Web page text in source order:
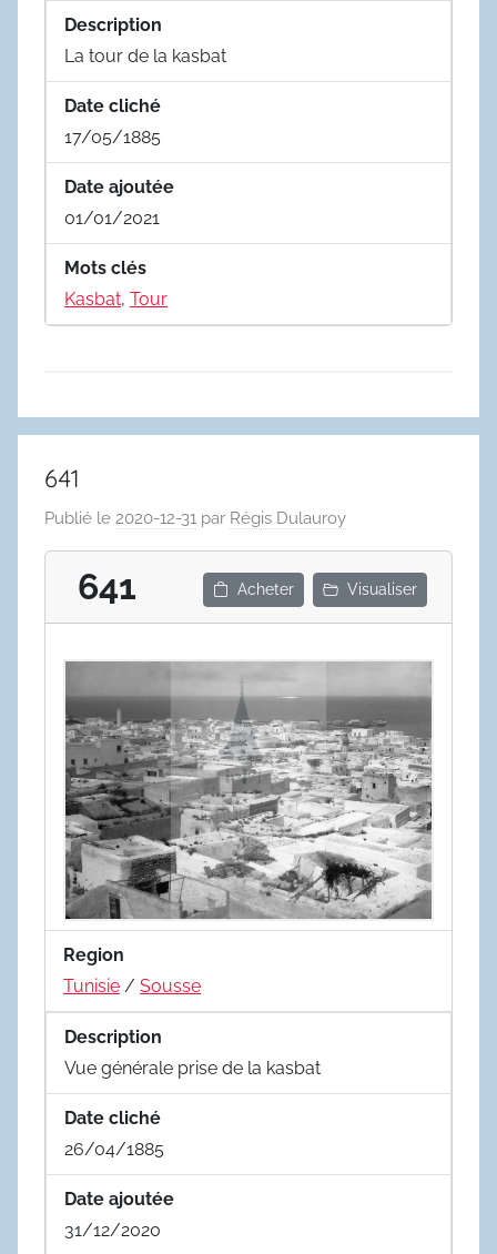
Description
La tour de la kasbat
Date cliché
17/05/1885
Date ajoutée
01/01/2021
Mots clés
Kasbat, Tour
641
Publié le 2020-12-31 par Régis Dulauroy
641 Acheter Visualiser
Region
Tunisie / Sousse
Description
Vue générale prise de la kasbat
Date cliché
26/04/1885
Date ajoutée
31/12/2020